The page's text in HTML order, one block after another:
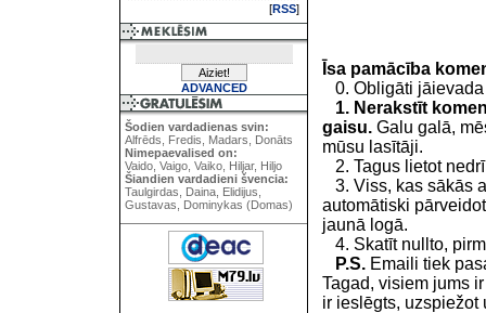
[RSS]
ADVANCED
Šodien vardadienas svin:
Alfrēds, Fredis, Madars, Donāts
Nimepaevalised on:
Vaido, Vaigo, Vaiko, Hiljar, Hiljo
Šiandien vardadieni švencia:
Taulgirdas, Daina, Elidijus,
Gustavas, Dominykas (Domas)
Īsa pamācība
0. Obligāti jāievada
1. Nerakstīt
gaisu. Galu galā,
mūsu lasītāji.
2. Tagus lietot
3. Viss, kas sākās
automātiski
jaunā logā.
4. Skatīt nullto,
P.S. Emaili tiek
Tagad, visiem jums
ir ieslēgts, uzspiežot